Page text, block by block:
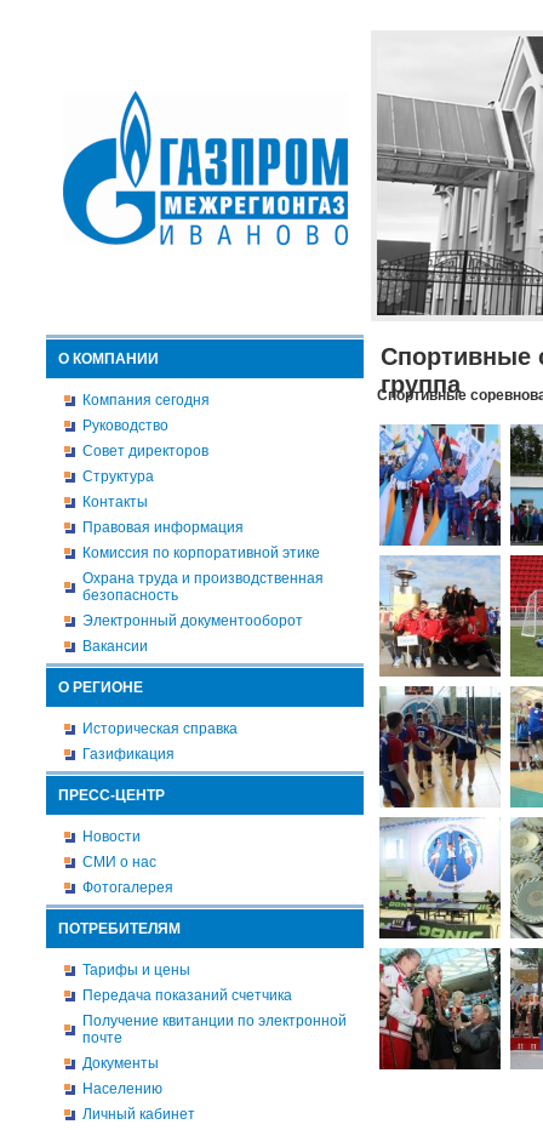
О КОМПАНИИ
Компания сегодня
Руководство
Совет директоров
Структура
Контакты
Правовая информация
Комиссия по корпоративной этике
Охрана труда и производственная
безопасность
Электронный документооборот
Вакансии
О РЕГИОНЕ
Историческая справка
Газификация
ПРЕСС-ЦЕНТР
Новости
СМИ о нас
Фотогалерея
ПОТРЕБИТЕЛЯМ
Тарифы и цены
Передача показаний счетчика
Получение квитанции по электронной
почте
Документы
Населению
Личный кабинет
Спортивные
группа
Спортивные